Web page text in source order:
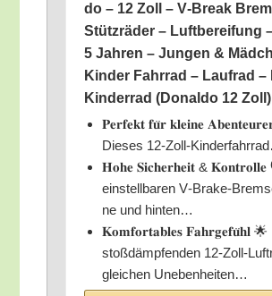
do – 12 Zoll – V‑Break
Stütz­rä­der – Luft­be­rei­fung
5 Jah­ren – Jun­gen &
Kin­der Fahr­rad – Lauf­rad –
Kin­der­rad (Donal­do 12 Zoll)
𝐏𝐞𝐫𝐟𝐞𝐤𝐭 𝐟𝐮̈𝐫 𝐤𝐥𝐞𝐢𝐧𝐞
Die­ses 12-Zoll-
𝐇𝐨𝐡𝐞 𝐒𝐢𝐜𝐡𝐞𝐫𝐡𝐞𝐢𝐭 &
ein­stell­ba­ren V‑Bra­ke-
ne und hinten…
𝐊𝐨𝐦𝐟𝐨𝐫𝐭𝐚𝐛𝐥𝐞𝐬 𝐅𝐚𝐡𝐫𝐠𝐞𝐟𝐮̈𝐡𝐥 🌟
stoß­dämp­fen­den 12-Zoll-
glei­chen Unebenheiten…